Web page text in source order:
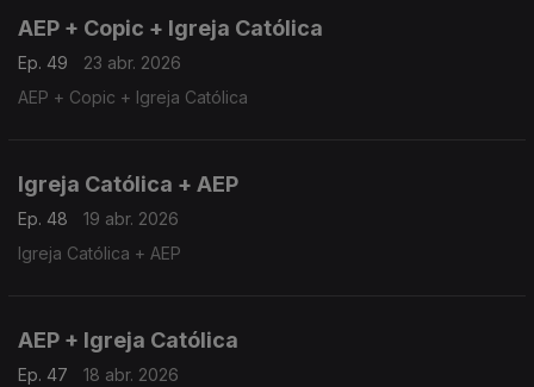
AEP + Copic + Igreja Católica
Ep. 49
23 abr. 2026
AEP + Copic + Igreja Católica
Igreja Católica + AEP
Ep. 48
19 abr. 2026
Igreja Católica + AEP
AEP + Igreja Católica
Ep. 47
18 abr. 2026